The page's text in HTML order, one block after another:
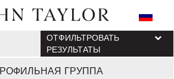
ГРУППА
ОТФИЛЬТРОВАТЬ
РЕЗУЛЬТАТЫ